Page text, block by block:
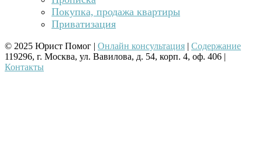
Покупка, продажа квартиры
Приватизация
© 2025 Юрист Помог | Онлайн консультация
Содержание
119296, г. Москва, ул. Вавилова, д. 54, корп. 4, оф. 406 |
Контакты